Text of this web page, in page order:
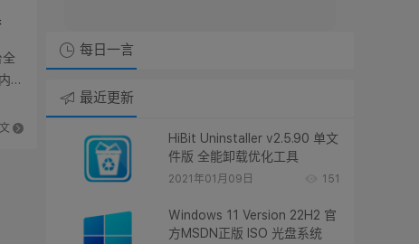
全
核
每日一言
最近更新
HiBit Uninstaller v2.5.90 单文
件版 全能卸载优化工具
2021年01月09日 151
Windows 11 Version 22H2 官
方MSDN正版 ISO 光盘系统